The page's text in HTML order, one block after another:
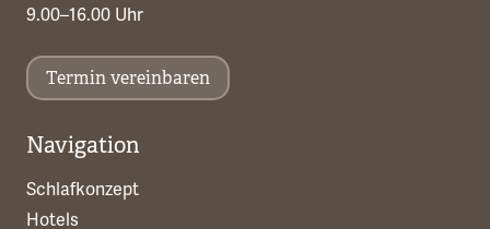
9.00–16.00 Uhr
Termin vereinbaren
Navigation
Schlafkonzept
Hotels